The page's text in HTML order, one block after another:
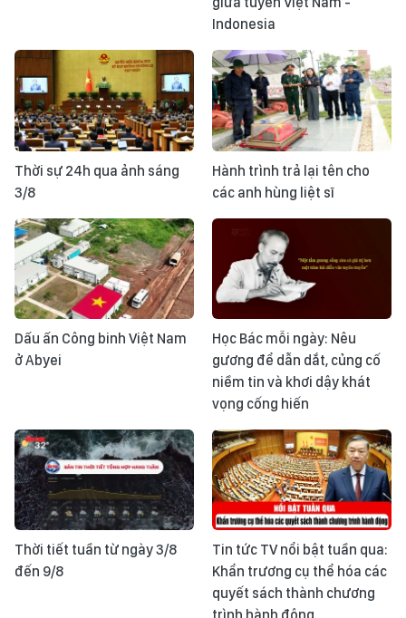
Indonesia
Thời sự 24h qua ảnh sáng
3/8
Hành trình trả lại tên cho
các anh hùng liệt sĩ
Dấu ấn Công binh Việt Nam
ở Abyei
Học Bác mỗi ngày: Nêu
gương để dẫn dắt, củng cố
niềm tin và khơi dậy khát
vọng cống hiến
Thời tiết tuần từ ngày 3/8
đến 9/8
Tin tức TV nổi bật tuần qua:
Khẩn trương cụ thể hóa các
quyết sách thành chương